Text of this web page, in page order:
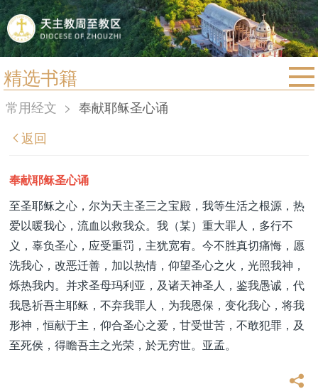
精选书籍
首页
宗教法规
教区简介
信仰文萃
教会圣月
常用经文 > 奉献耶稣圣心诵
返回
奉献耶稣圣心诵
至圣耶稣之心，尔为天主圣三之宝殿，我等生活之根源，热
爱以暖我心，流血以救我众。我（某）重大罪人，多行不
义，辜负圣心，应受重罚，主犹宽宥。今不胜真切痛悔，愿
洗我心，改恶迁善，加以热情，仰望圣心之火，光照我神，
烁热我内。并求圣母玛利亚，及诸天神圣人，鉴我愚诚，代
我恳祈吾主耶稣，不弃我罪人，为我恩保，变化我心，将我
形神，恒献于主，仰合圣心之爱，甘受世苦，不敢犯罪，及
至死侯，得瞻吾主之光荣，於无穷世。亚孟。